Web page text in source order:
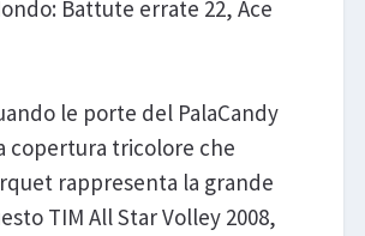
Battute errate 22, Ace
le porte del PalaCandy
copertura tricolore che
rappresenta la grande
TIM All Star Volley 2008,